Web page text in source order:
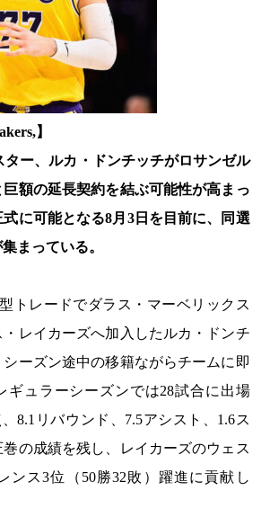
】
ー、ルカ・ドンチッチがロサンゼル
額の延長契約を結ぶ可能性が高まっ
に可能となる8月3日を目前に、同選
まっている。
トレードでダラス・マーベリックス
レイカーズへ加入したルカ・ドンチ
シーズン途中の移籍ながらチームに即
ギュラーシーズンでは28試合に出場
8.1リバウンド、7.5アシスト、1.6ス
の成績を残し、レイカーズのウェス
ンス3位（50勝32敗）躍進に貢献し